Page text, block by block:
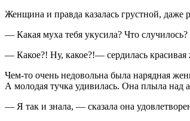
Женщина и правда казалась грустной, даже
— Какая муха тебя укусила? Что
— Какое?! Ну, какое?!— сердилась
Чем-то очень недовольна была нарядная
А молодая тучка удивилась. Она плыла над
— Я так и знала, — сказала она